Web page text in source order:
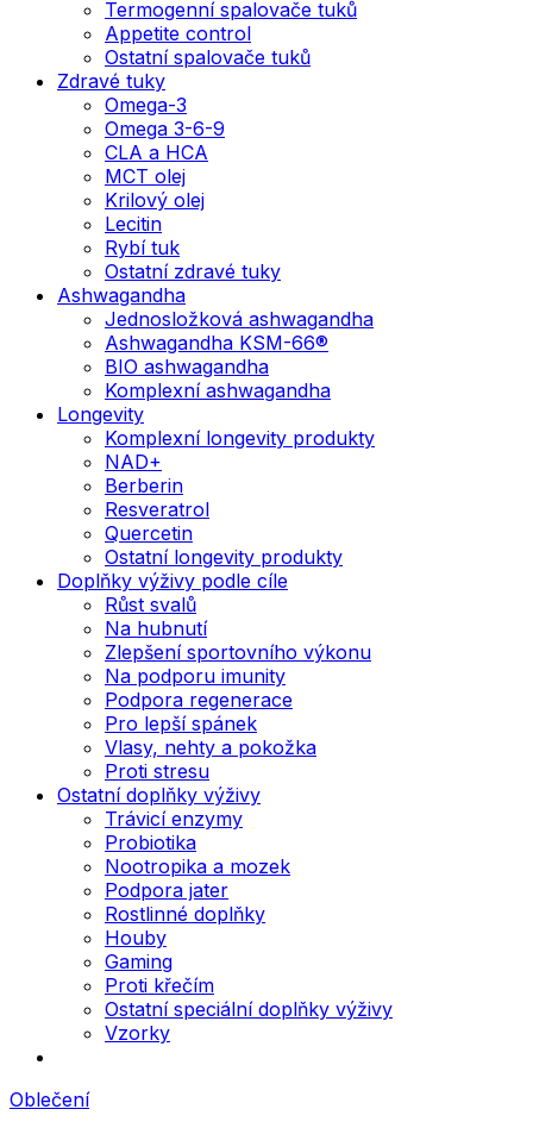
Termogenní spalovače tuků
Appetite control
Ostatní spalovače tuků
Zdravé tuky
Omega-3
Omega 3-6-9
CLA a HCA
MCT olej
Krilový olej
Lecitin
Rybí tuk
Ostatní zdravé tuky
Ashwagandha
Jednosložková ashwagandha
Ashwagandha KSM-66®
BIO ashwagandha
Komplexní ashwagandha
Longevity
Komplexní longevity produkty
NAD+
Berberin
Resveratrol
Quercetin
Ostatní longevity produkty
Doplňky výživy podle cíle
Růst svalů
Na hubnutí
Zlepšení sportovního výkonu
Na podporu imunity
Podpora regenerace
Pro lepší spánek
Vlasy, nehty a pokožka
Proti stresu
Ostatní doplňky výživy
Trávicí enzymy
Probiotika
Nootropika a mozek
Podpora jater
Rostlinné doplňky
Houby
Gaming
Proti křečím
Ostatní speciální doplňky výživy
Vzorky
Oblečení